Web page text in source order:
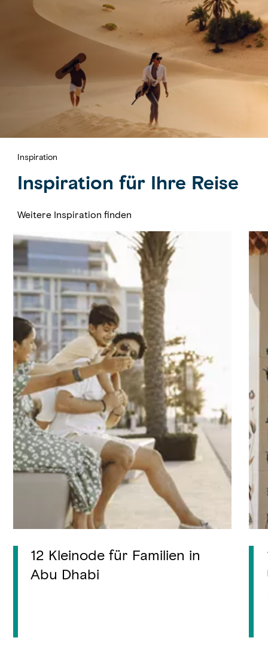
Inspiration
Inspiration für Ihre Reise
Weitere Inspiration finden
12 Kleinode für Familien in
Abu Dhabi